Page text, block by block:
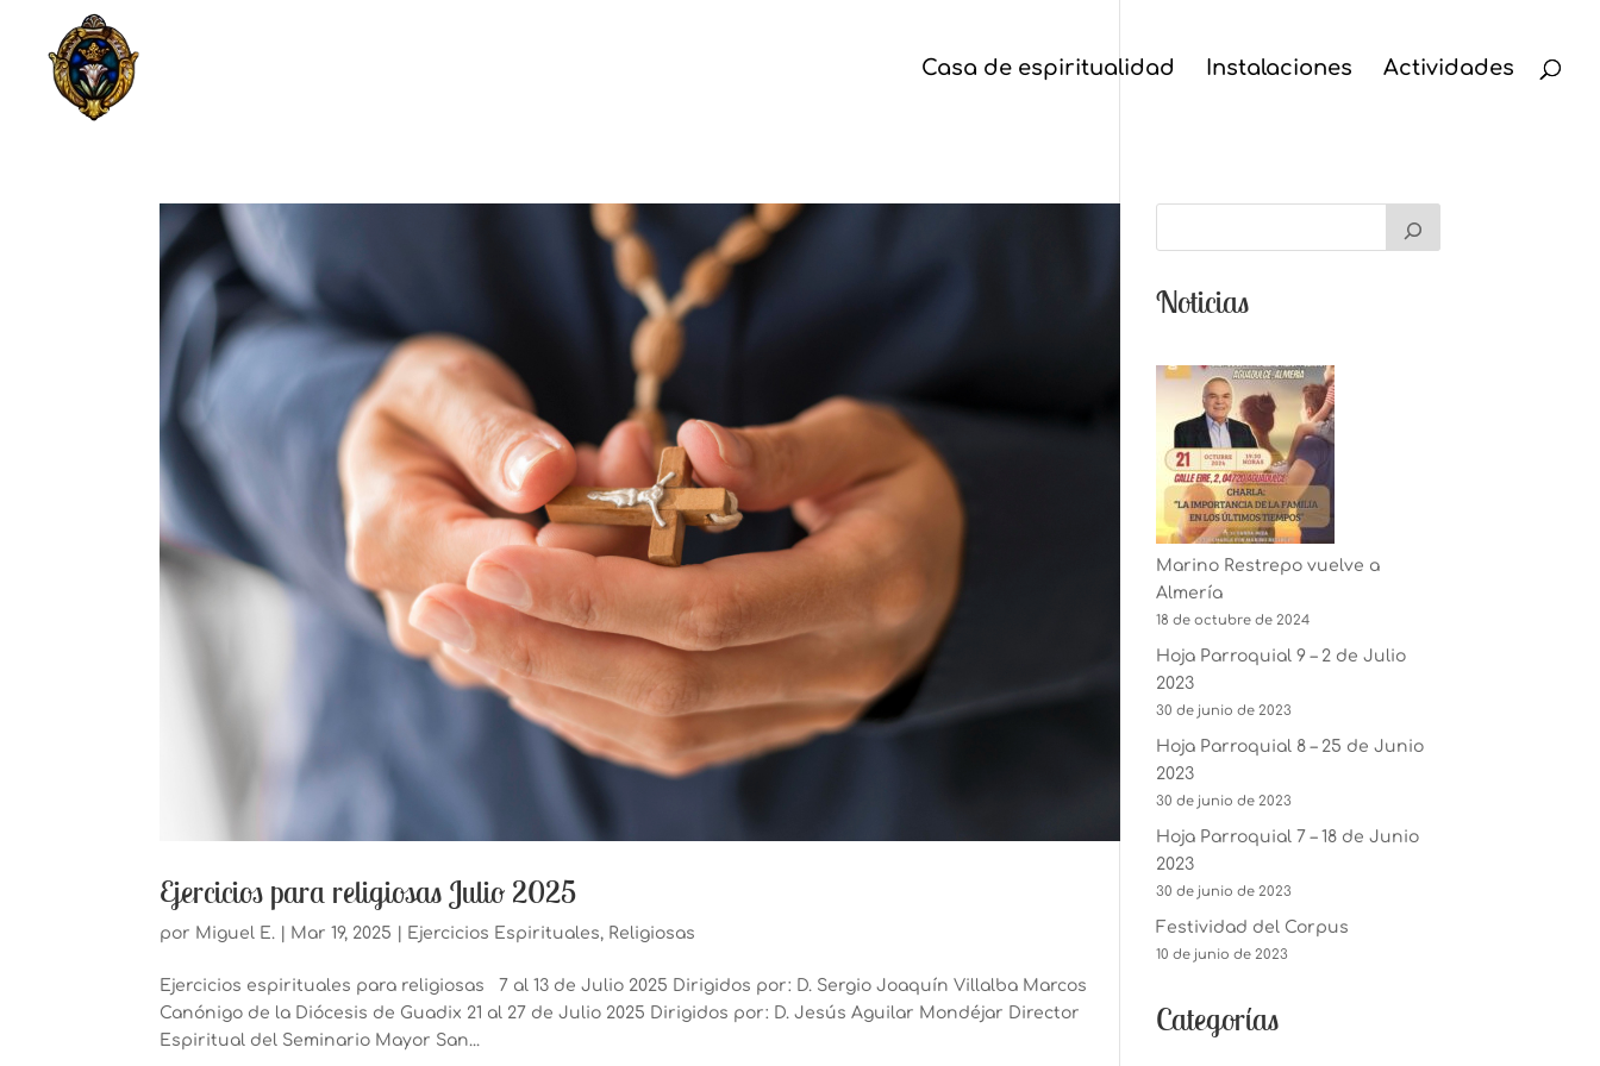
Casa de espiritualidad Instalaciones Actividades
Ejercicios para religiosas Julio 2025
por Miguel E. Mar 19, 2025 Ejercicios Espirituales, Religiosas
Ejercicios espirituales para religiosas 7 al 13 de Julio 2025 Dirigidos por: D. Sergio Joaquín Villalba Marcos
Canónigo de la Diócesis de Guadix 21 al 27 de Julio 2025 Dirigidos por: D. Jesús Aguilar Mondéjar Director
Espiritual del Seminario Mayor San...
Noticias
Marino Restrepo vuelve a
Almería
18 de octubre de 2024
Hoja Parroquial 9 – 2 de Julio
2023
30 de junio de 2023
Hoja Parroquial 8 – 25 de Junio
2023
30 de junio de 2023
Hoja Parroquial 7 – 18 de Junio
2023
30 de junio de 2023
Festividad del Corpus
10 de junio de 2023
Categorías